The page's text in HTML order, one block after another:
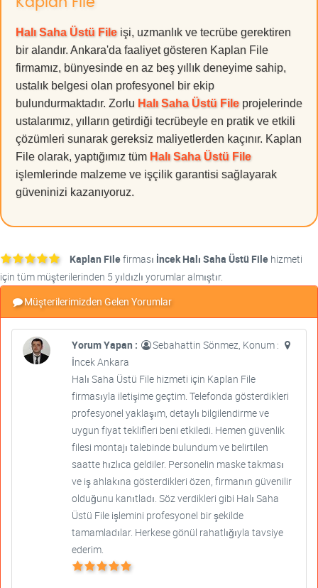
Halı Saha Üstü Fileişi, uzmanlık ve tecrübe gerektiren
bir alandır. Ankara'da faaliyet gösteren Kaplan File
firmamız, bünyesinde en az beş yıllık deneyime sahip,
ustalık belgesi olan profesyonel bir ekip
bulundurmaktadır. Zorlu Halı Saha Üstü Fileprojelerinde
ustalarımız, yılların getirdiği tecrübeyle en pratik ve etkili
çözümleri sunarak gereksiz maliyetlerden kaçınır. Kaplan
File olarak, yaptığımız tüm Halı Saha Üstü File
işlemlerinde malzeme ve işçilik garantisi sağlayarak
güveninizi kazanıyoruz.
Kaplan Filefirması İncek Halı Saha Üstü File hizmeti
için tüm müşterilerinden 5 yıldızlı yorumlar almıştır.
Müşterilerimizden Gelen Yorumlar
Yorum Yapan :
Sebahattin Sönmez, Konum :
İncek Ankara
Halı Saha Üstü File hizmeti için Kaplan File
firmasıyla iletişime geçtim. Telefonda gösterdikleri
profesyonel yaklaşım, detaylı bilgilendirme ve
uygun fiyat teklifleri beni etkiledi. Hemen güvenlik
filesi montajı talebinde bulundum ve belirtilen
saatte hızlıca geldiler. Personelin maske takması
ve iş ahlakına gösterdikleri özen, firmanın güvenilir
olduğunu kanıtladı. Söz verdikleri gibi Halı Saha
Üstü File işlemini profesyonel bir şekilde
tamamladılar. Herkese gönül rahatlığıyla tavsiye
ederim.